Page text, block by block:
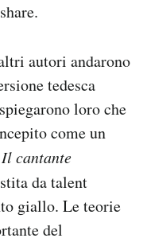
autori andarono
tedesca
loro che
come un
Il cantante
da talent
giallo. Le teorie
del